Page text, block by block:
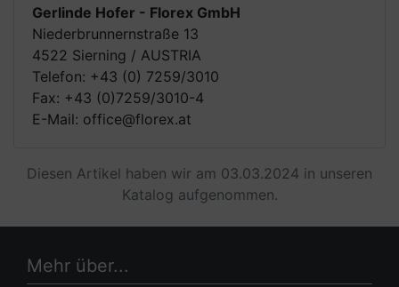
Gerlinde Hofer - Florex GmbH
Niederbrunnernstraße 13
4522 Sierning / AUSTRIA
Telefon: +43 (0) 7259/3010
Fax: +43 (0)7259/3010-4
E-Mail: office@florex.at
Diesen Artikel haben wir am 03.03.2024 in unseren
Katalog aufgenommen.
Mehr über...